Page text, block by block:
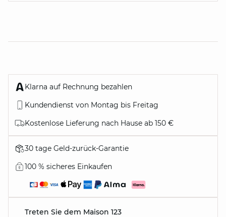
Klarna auf Rechnung bezahlen
Kundendienst von Montag bis Freitag
Kostenlose Lieferung nach Hause ab 150 €
30 tage Geld-zurück-Garantie
100 % sicheres Einkaufen
Treten Sie dem Maison 123